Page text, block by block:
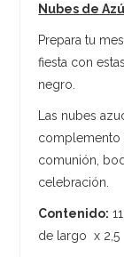
Nubes de
Prepara tu
fiesta con
negro.
Las nubes
complemento
comunión,
celebración.
Contenido:
de largo x 2,5